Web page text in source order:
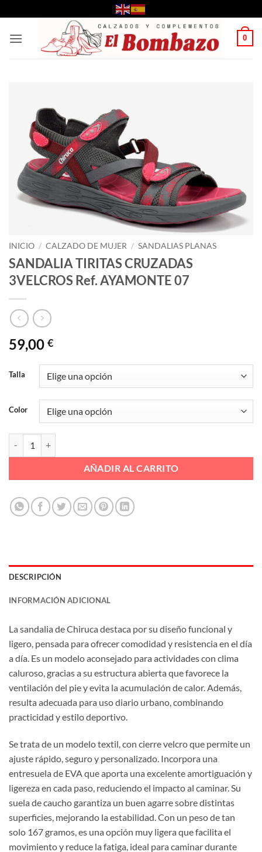
al
contenido
0
INICIO / CALZADO DE MUJER / SANDALIAS PLANAS
SANDALIA TIRITAS CRUZADAS
3VELCROS Ref. AYAMONTE 07
59,00 €
Talla
Color
AÑADIR AL CARRITO
DESCRIPCIÓN
INFORMACIÓN ADICIONAL
La sandalia de Chiruca destaca por su diseño funcional y
ligero, pensada para ofrecer comodidad y resistencia en el día
a día. Es un modelo aconsejado para actividades con clima
caluroso, gracias a su estructura abierta que favorece la
ventilación del pie y evita la acumulación de calor. Además,
resulta adecuada para uso diario urbano, combinando
practicidad y estilo deportivo.
Se trata de un modelo textil, con cierre velcro que permite un
ajuste rápido, seguro y personalizado. Incorpora una
entresuela de EVA que aporta una excelente amortiguación y
ligereza en cada paso, reduciendo el impacto al caminar. Su
suela de caucho garantiza un buen agarre sobre distintas
superficies, mejorando la estabilidad. Con un peso de tan
solo 167 gramos, es una opción muy ligera que facilita el
movimiento y reduce la fatiga, ideal para caminar durante